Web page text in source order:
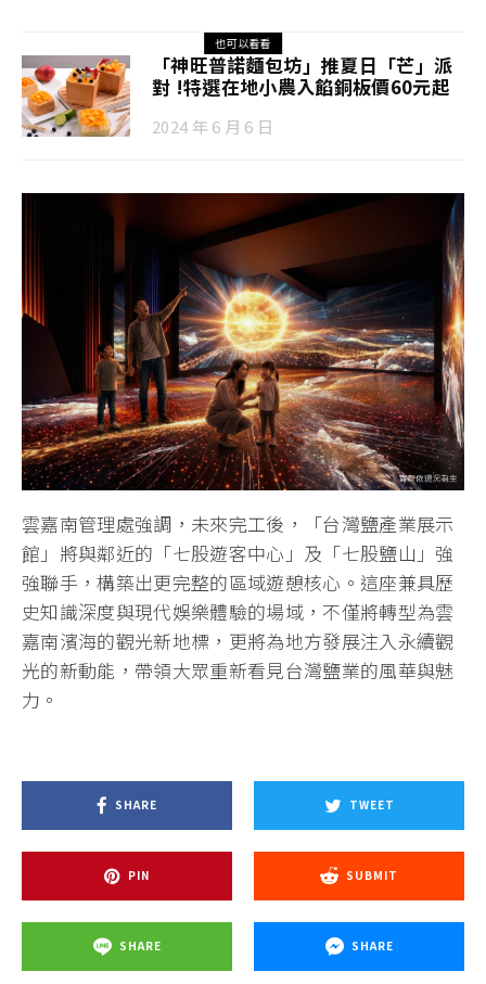
也可以看看
「神旺普諾麵包坊」推夏日「芒」派
對 !特選在地小農入餡銅板價60元起
2024 年 6 月 6 日
雲嘉南管理處強調，未來完工後，「台灣鹽產業展示
館」將與鄰近的「七股遊客中心」及「七股鹽山」強
強聯手，構築出更完整的區域遊憩核心。這座兼具歷
史知識深度與現代娛樂體驗的場域，不僅將轉型為雲
嘉南濱海的觀光新地標，更將為地方發展注入永續觀
光的新動能，帶領大眾重新看見台灣鹽業的風華與魅
力。
SHARE TWEET
PIN SUBMIT
SHARE SHARE